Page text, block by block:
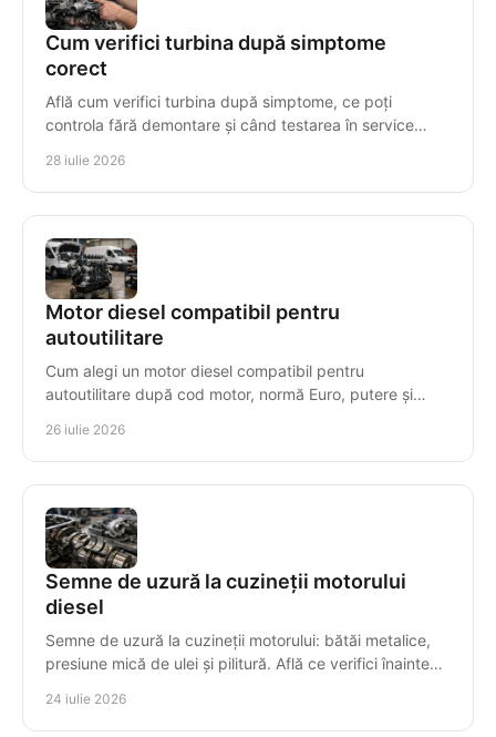
Cum verifici turbina după simptome
corect
Află cum verifici turbina după simptome, ce poți
controla fără demontare și când testarea în service
28 iulie 2026
Motor diesel compatibil pentru
autoutilitare
Cum alegi un motor diesel compatibil pentru
autoutilitare după cod motor, normă Euro, putere și
staționare.
26 iulie 2026
Semne de uzură la cuzineții motorului
diesel
Semne de uzură la cuzineții motorului: bătăi metalice,
presiune mică de ulei și pilitură. Află ce verifici înainte
24 iulie 2026